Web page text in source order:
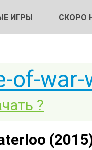
ИГРЫ СКОРО
of-
?